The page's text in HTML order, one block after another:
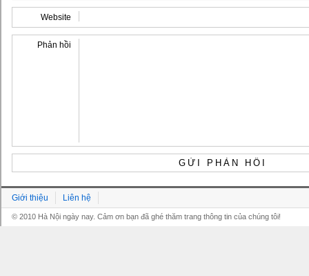
Website
Phản hồi
Giới thiệu Liên hệ
© 2010 Hà Nội ngày nay. Cảm ơn bạn đã ghé thăm trang thông tin của chúng tôi!